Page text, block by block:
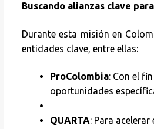
Buscando alianzas clave
Durante esta misión en
entidades clave, entre ellas:
ProColombia: Con el
oportunidades
QUARTA: Para